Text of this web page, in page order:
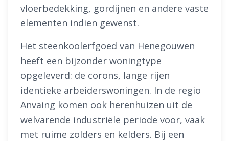
vloerbedekking, gordijnen en andere vaste
elementen indien gewenst.
Het steenkoolerfgoed van Henegouwen
heeft een bijzonder woningtype
opgeleverd: de corons, lange rijen
identieke arbeiderswoningen. In de regio
Anvaing komen ook herenhuizen uit de
welvarende industriële periode voor, vaak
met ruime zolders en kelders. Bij een